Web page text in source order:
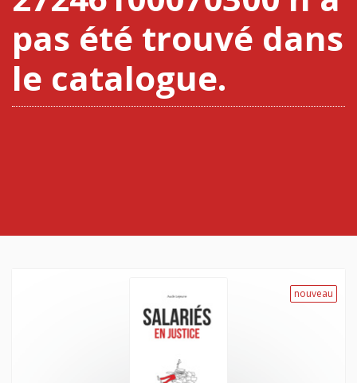
pas été trouvé dans
le catalogue.
nouveau